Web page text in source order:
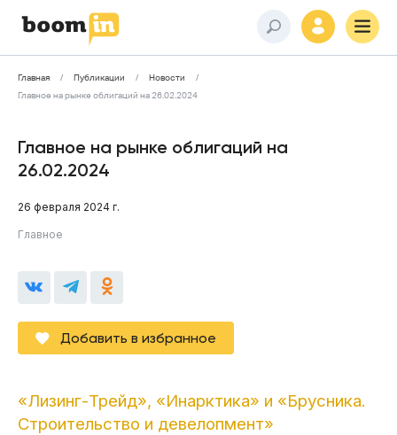
Главная Публикации
Новости
Главное на рынке облигаций на 26.02.2024
Главное на рынке облигаций на
26.02.2024
26 февраля 2024 г.
Главное
Добавить в избранное
«Лизинг-Трейд», «Инарктика» и «Брусника.
Строительство и девелопмент»